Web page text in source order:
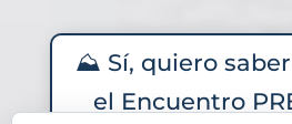
⛰️ Sí, quiero
el Encuentro